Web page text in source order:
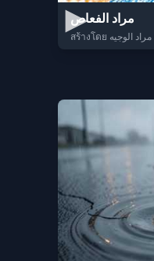
مراد الفعاص